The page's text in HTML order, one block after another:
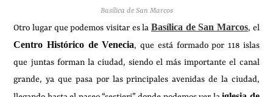
Basílica de San Marcos
Otro lugar que podemos visitar es la Basílica de San Marcos, el
Centro Histórico de Venecia, que está formado por 118 islas
que juntas forman la ciudad, siendo el más importante el canal
grande, ya que pasa por las principales avenidas de la ciudad,